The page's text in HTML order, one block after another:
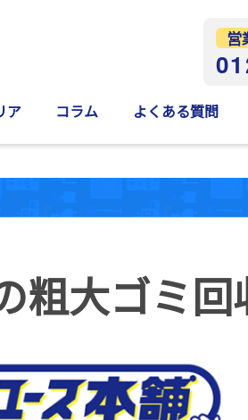
営
ア コラム よくある質問
粗大ゴミ回